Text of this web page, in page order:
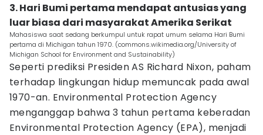
3. Hari Bumi pertama mendapat antusias yang
luar biasa dari masyarakat Amerika Serikat
Mahasiswa saat sedang berkumpul untuk rapat umum selama Hari Bumi
pertama di Michigan tahun 1970. (commons.wikimedia.org/University of
Michigan School for Environment and Sustainability)
Seperti prediksi Presiden AS Richard Nixon, paham
terhadap lingkungan hidup memuncak pada awal
1970-an. Environmental Protection Agency
menganggap bahwa 3 tahun pertama keberadan
Environmental Protection Agency (EPA), menjadi